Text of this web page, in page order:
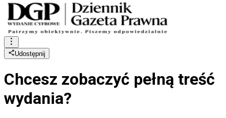
Udostępnij
Chcesz zobaczyć pełną treść
wydania?